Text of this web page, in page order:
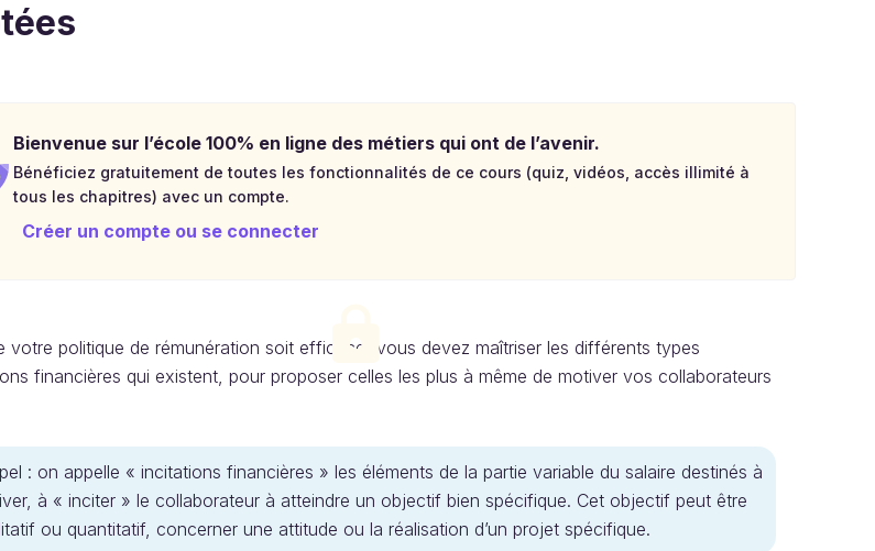
Bienvenue sur l’école 100% en ligne des métiers qui ont de l’avenir.
Bénéficiez gratuitement de toutes les fonctionnalités de ce cours (quiz, vidéos, accès illimité à
tous les chapitres) avec un compte.
Créer un compte ou se connecter
votre politique de rémunération soit efficace, vous devez maîtriser les différents types
financières qui existent, pour proposer celles les plus à même de motiver vos collaborateurs
: on appelle « incitations financières » les éléments de la partie variable du salaire destinés à
à « inciter » le collaborateur à atteindre un objectif bien spécifique. Cet objectif peut être
ou quantitatif, concerner une attitude ou la réalisation d’un projet spécifique.